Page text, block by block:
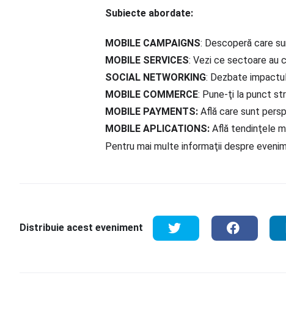
Subiecte abordate:
MOBILE CAMPAIGNS: Descoperă care
MOBILE SERVICES: Vezi ce sectoare au
SOCIAL NETWORKING: Dezbate
MOBILE COMMERCE: Pune-ţi la punct
MOBILE PAYMENTS: Află care sunt
MOBILE APLICATIONS: Află tendinţele
Pentru mai multe informaţii despre
Distribuie acest eveniment